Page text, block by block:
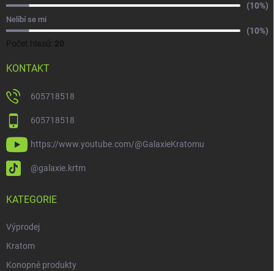
(10%)
Nelíbí se mi
(10%)
Počet hlasů: 20
KONTAKT
605718518
605718518
https://www.youtube.com/@GalaxieKratomu
@galaxie.krtm
KATEGORIE
Výprodej
Kratom
Konopné produkty